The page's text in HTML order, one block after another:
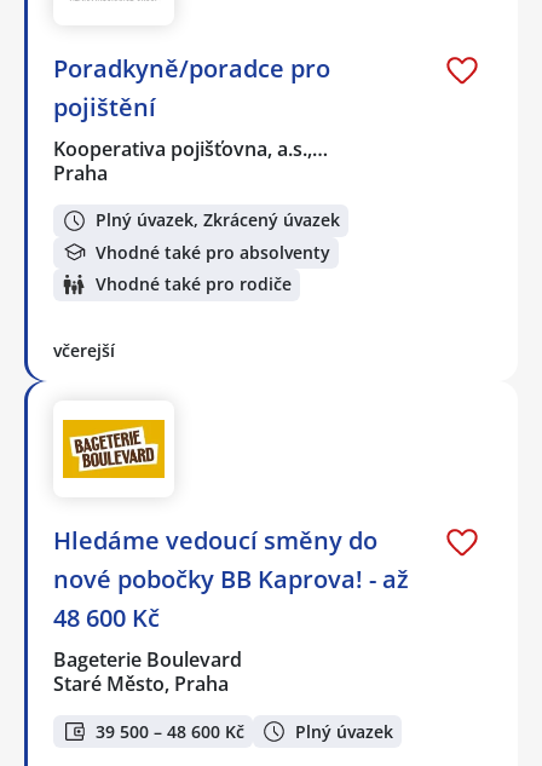
Poradkyně/poradce pro
pojištění
Kooperativa pojišťovna, a.s.,…
Praha
Plný úvazek, Zkrácený úvazek
Vhodné také pro absolventy
Vhodné také pro rodiče
včerejší
Hledáme vedoucí směny do
nové pobočky BB Kaprova! - až
48 600 Kč
Bageterie Boulevard
Staré Město, Praha
39 500 – 48 600 Kč Plný úvazek